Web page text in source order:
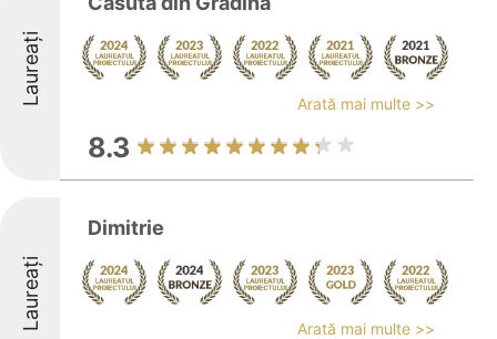
Laureați Arată mai multe >>
8.3
Laureați
Dimitrie
Arată mai multe >>